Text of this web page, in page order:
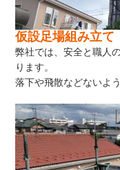
仮設足場組み立て
弊社では、安全と職人
ります。
落下や飛散などないよ